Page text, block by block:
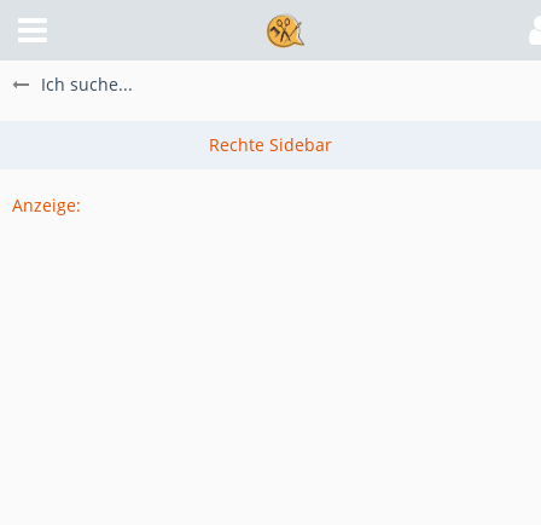
Ich suche...
Anzeige: